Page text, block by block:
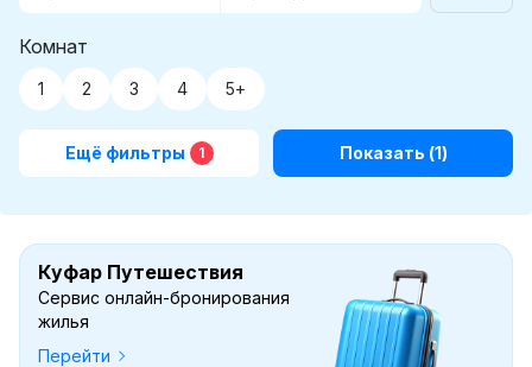
Комнат
1 2 3 4 5+
Ещё фильтры 1 Показать (1)
Куфар Путешествия
Сервис онлайн-бронирования
жилья
Перейти